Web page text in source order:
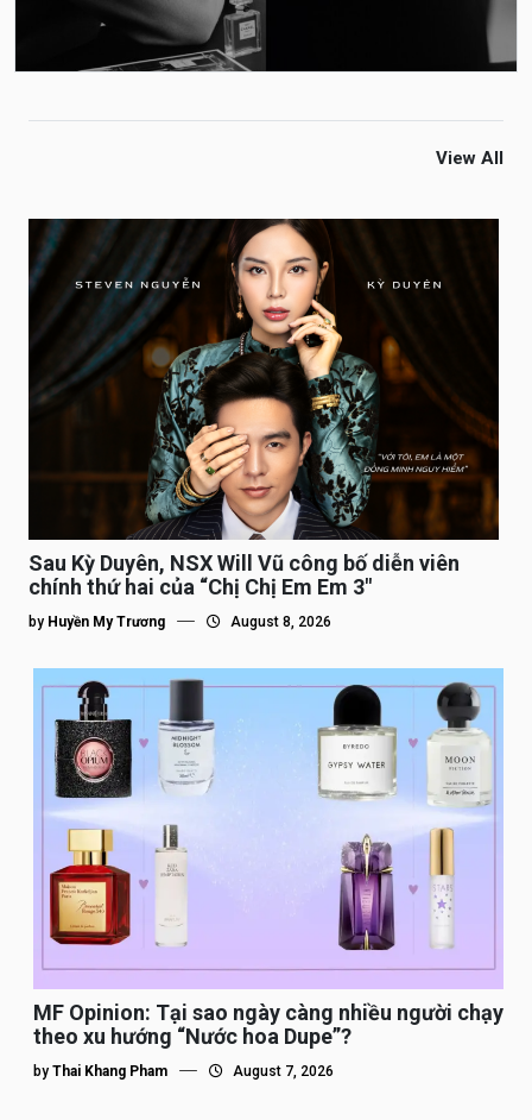
View All
Sau Kỳ Duyên, NSX Will Vũ công bố diễn viên
chính thứ hai của “Chị Chị Em Em 3″
by Huyền My Trương August 8, 2026
MF Opinion: Tại sao ngày càng nhiều người chạy
theo xu hướng “Nước hoa Dupe”?
by Thai Khang Pham August 7, 2026